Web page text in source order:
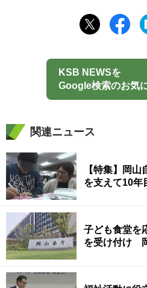
KSB NEWSを
Google検索のお気
関連ニュース
【特集】岡
を支えて10
子ども食堂を
を受け付け